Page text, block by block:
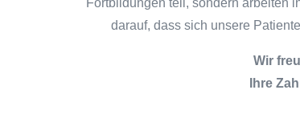
darauf, dass sich unsere
Wir
Ihre